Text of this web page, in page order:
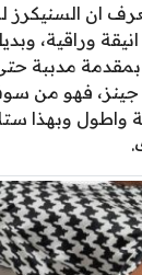
ان السنيكرز
وراقية،
مدببة
جينز، فهو من
واطول وبهذا